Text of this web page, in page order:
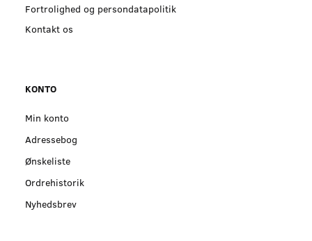
Fortrolighed og persondatapolitik
Kontakt os
KONTO
Min konto
Adressebog
Ønskeliste
Ordrehistorik
Nyhedsbrev